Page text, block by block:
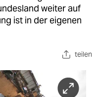
weiter auf
ist in der eigenen
teilen